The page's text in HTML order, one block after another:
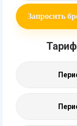
Запросить
Тариф